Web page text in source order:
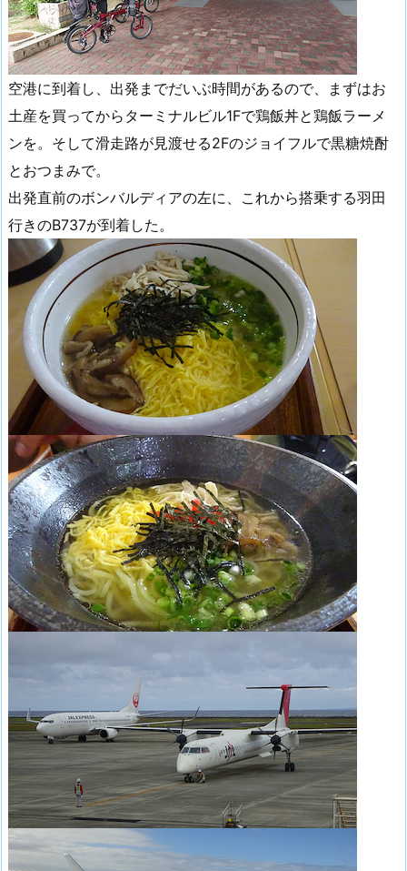
空港に到着し、出発までだいぶ時間があるので、まずはお
土産を買ってからターミナルビル1Fで鶏飯丼と鶏飯ラーメ
ンを。そして滑走路が見渡せる2Fのジョイフルで黒糖焼酎
とおつまみで。
出発直前のボンバルディアの左に、これから搭乗する羽田
行きのB737が到着した。